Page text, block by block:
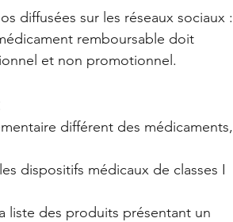
diffusées sur les réseaux sociaux :
remboursable doit
et non promotionnel.
différent des médicaments,
dispositifs médicaux de classes I
liste des produits présentant un